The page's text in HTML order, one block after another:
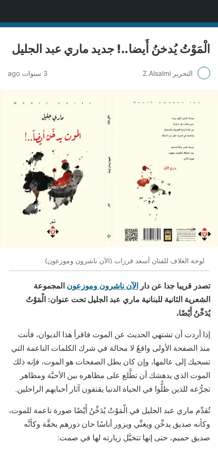
الْمَوْتُ يُدخنُ أَيضا..! جديد ماري عبد الجليل
التحرير Z.Alsalmi 3 سنوات ago
لوحة الغلاف للفنان أسعد فرزات (الآن ناشرون وموزعون)
تصدر قريبا جدا عن دار الآن ناشرون وموزعون المجموعة
الشعرية الثانية للبنانية ماري عبد الجليل تحت عنوان: الْمَوْتُ
يُدَخِّنُ أَيْضًا،
إذا أردت أن تشتهي الحديث عن الموت فاقرأ هذا الديوان، فأنت
منذ الصفحة الأولى واقعٌ لا محالة في شرك الكلمات الناعمة التي
تسحبك إلى عالمها، وإن كان بطل الصفحات هو الموت، فإنه ذلك
الموت الذي يدهشك أن تطَّلع على مظاهره بين الأحبَّة ومظاهر
تجرُّعه للذين ظلُّوا في الحياة الدنيا يقتفون آثار أحبابهم الراحلين.
تُقدِّم ماري عبد الجليل في الْمَوْتُ يُدَخِّنُ أَيْضًا صورة ناعمة للموت،
وكأنه صديق يدخِّن ويغنِّي ويزور أناسًا حان دورهم بخفَّة وكأنَّه
صديق حميم، حتى إنها تتخيَّل زيارته لها في صمت: